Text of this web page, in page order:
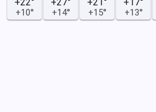
+10° +14° +15° +13°